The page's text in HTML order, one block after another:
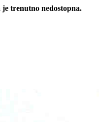
trenutno nedostopna.